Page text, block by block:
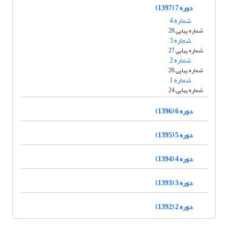
دوره 7 (1397)
شماره 4
شماره پیاپی 28
شماره 3
شماره پیاپی 27
شماره 2
شماره پیاپی 26
شماره 1
شماره پیاپی 24
دوره 6 (1396)
دوره 5 (1395)
دوره 4 (1394)
دوره 3 (1393)
دوره 2 (1392)